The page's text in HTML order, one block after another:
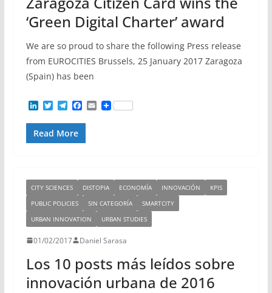
‘Green Digital Charter’ award
We are so proud to share the following Press release
from EUROCITIES Brussels, 25 January 2017 Zaragoza
(Spain) has been
L
i
n
k
e
T
w
i
t
t
T
e
l
e
g
F
a
c
b
E
m
Read More
CITY SCIENCES DISTOPIA ECONOMÍA INNOVACIÓN
KPIS
PUBLIC POLICIES
SIN CATEGORÍA
SMARTCITY
URBAN INNOVATION
URBAN STUDIES
01/02/2017 Daniel Sarasa
Los 10 posts más leídos sobre
innovación urbana de 2016